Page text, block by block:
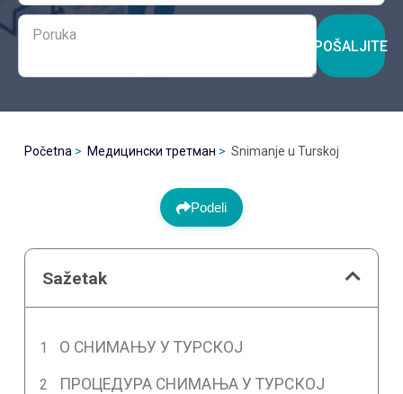
POŠALJITE
Početna Медицински третман Snimanje u Turskoj
Podeli
Sažetak
О СНИМАЊУ У ТУРСКОЈ
ПРОЦЕДУРА СНИМАЊА У ТУРСКОЈ